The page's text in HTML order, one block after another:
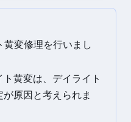
変修理を行いまし
黄変は、デイライト
原因と考えられま